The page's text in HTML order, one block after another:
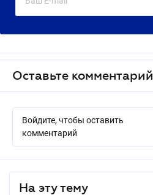
Оставьте комментарий
Войдите, чтобы оставить
комментарий
На эту тему